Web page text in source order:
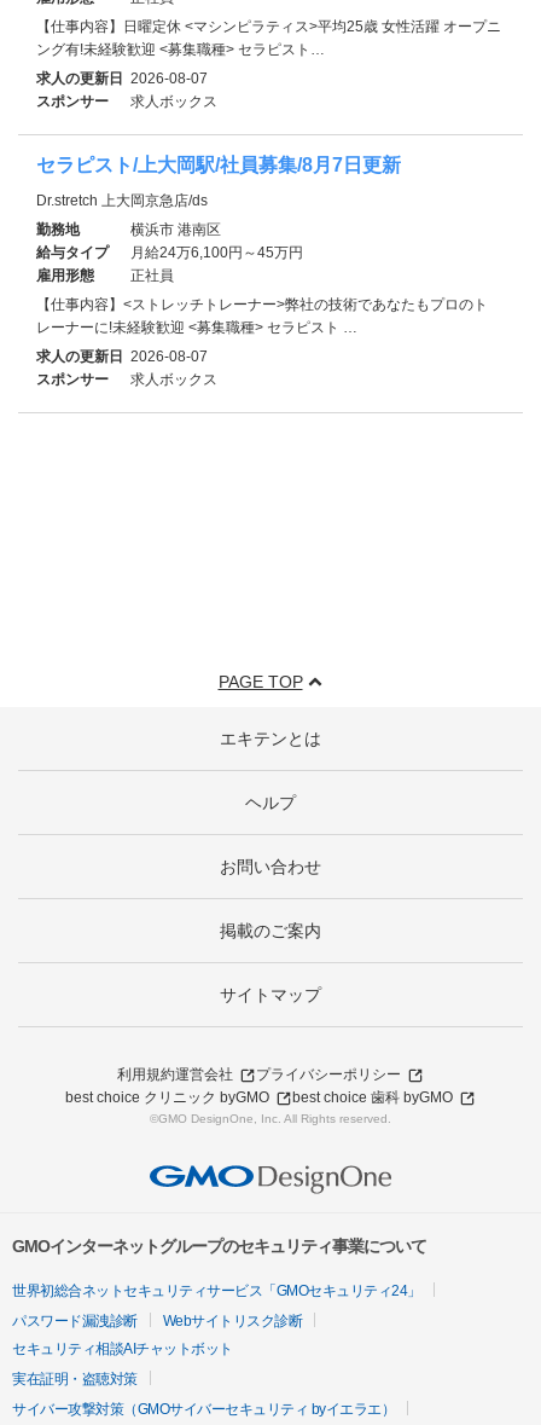
【仕事内容】日曜定休 <マシンピラティス>平均25歳 女性活躍 オープニ
ング有!未経験歓迎 <募集職種> セラピスト…
求人の更新日 2026-08-07
スポンサー
求人ボックス
セラピスト/上大岡駅/社員募集/8月7日更新
Dr.stretch 上大岡京急店/ds
勤務地
横浜市 港南区
給与タイプ
月給24万6,100円～45万円
雇用形態
正社員
【仕事内容】<ストレッチトレーナー>弊社の技術であなたもプロのト
レーナーに!未経験歓迎 <募集職種> セラピスト …
求人の更新日 2026-08-07
スポンサー
求人ボックス
PAGE TOP
エキテンとは
ヘルプ
お問い合わせ
掲載のご案内
サイトマップ
利用規約運営会社
プライバシーポリシー
best choice クリニック byGMO
best choice 歯科 byGMO
©GMO DesignOne, Inc. All Rights reserved.
GMOインターネットグループのセキュリティ事業について
世界初総合ネットセキュリティサービス「GMOセキュリティ24」
パスワード漏洩診断
Webサイトリスク診断
セキュリティ相談AIチャットボット
実在証明・盗聴対策
サイバー攻撃対策（GMOサイバーセキュリティ byイエラエ）